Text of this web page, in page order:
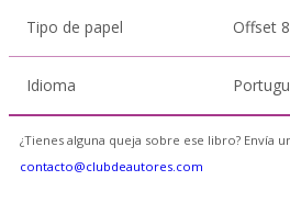
Tipo de papel Offset
Idioma
¿Tienes alguna queja sobre ese libro? Envía
contacto@clubdeautores.com